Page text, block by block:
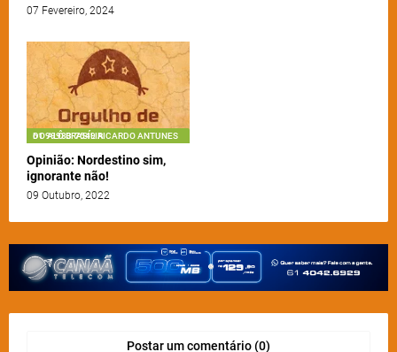
07 Fevereiro, 2024
61 99983-7549 RICARDO ANTUNES DO ALÔ BRASÍLIA
Opinião: Nordestino sim,
ignorante não!
09 Outubro, 2022
Postar um comentário (0)